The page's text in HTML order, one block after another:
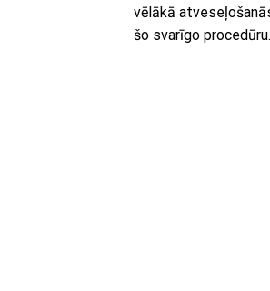
vēlākā
šo svarīgo procedūru.